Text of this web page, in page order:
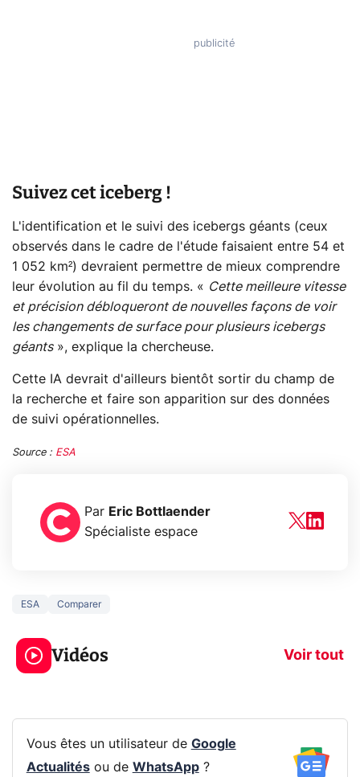
Suivez cet iceberg !
L'identification et le suivi des icebergs géants (ceux
observés dans le cadre de l'étude faisaient entre 54 et
1 052 km²) devraient permettre de mieux comprendre
leur évolution au fil du temps. « Cette meilleure vitesse
et précision débloqueront de nouvelles façons de voir
les changements de surface pour plusieurs icebergs
géants», explique la chercheuse.
Cette IA devrait d'ailleurs bientôt sortir du champ de
la recherche et faire son apparition sur des données
de suivi opérationnelles.
Source : ESA
Par Eric Bottlaender
Spécialiste espace
ESA Comparer
Vidéos Voir tout
5 générations de
jeux dans la
prochaine Xbox !
navigation
Vous êtes un utilisateur de Google
Actualitésou de WhatsApp?